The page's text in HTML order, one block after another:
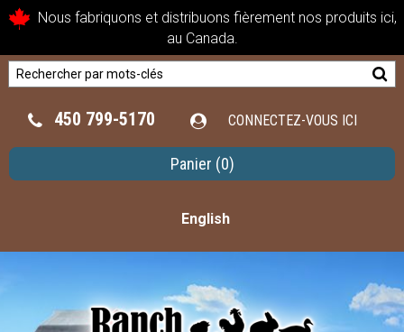
Nous fabriquons et distribuons fièrement nos produits ici,
au Canada.
450 799-5170 CONNECTEZ-VOUS ICI
Panier (0)
English